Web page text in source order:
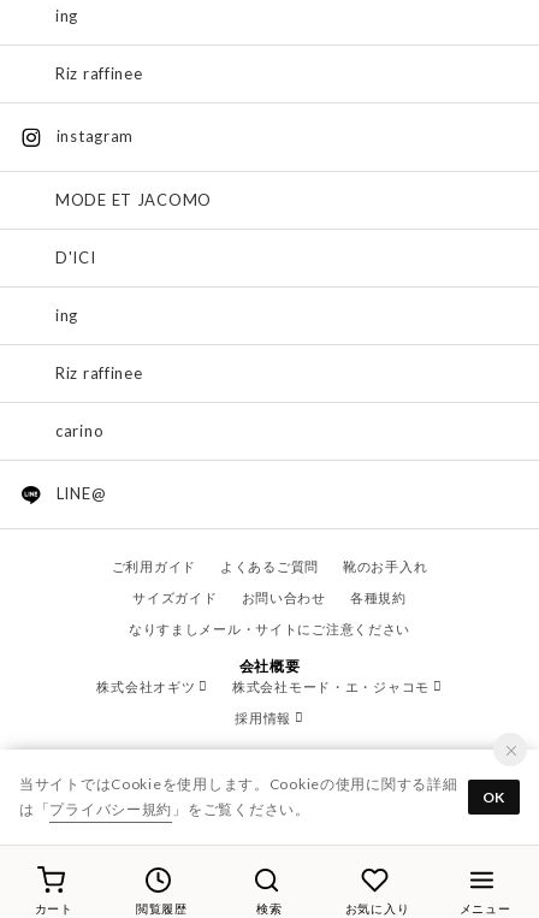
カート 閲覧履歴 検索 お気に入り メニュー
ing
Riz raffinee
instagram
MODE ET JACOMO
D'ICI
ing
Riz raffinee
carino
LINE@
ご利用ガイド よくあるご質問
靴のお手入れ
サイズガイド
お問い合わせ
各種規約
なりすましメール・サイトにご注意ください
会社概要
株式会社オギツ
株式会社モード・エ・ジャコモ
採用情報
© OGITSU CO.,LTD. / All Right Reserved.
当サイトではCookieを使用します。Cookieの使用に関する詳細
は「プライバシー規約 」をご覧ください。
OK